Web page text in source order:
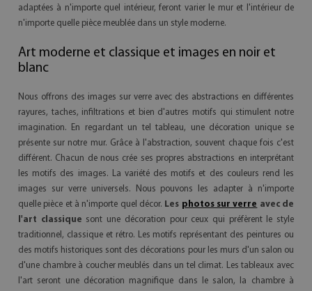
adaptées à n'importe quel intérieur, feront varier le mur et l'intérieur de
n'importe quelle pièce meublée dans un style moderne.
Art moderne et classique et images en noir et
blanc
Nous offrons des images sur verre avec des abstractions en différentes
rayures, taches, infiltrations et bien d'autres motifs qui stimulent notre
imagination. En regardant un tel tableau, une décoration unique se
présente sur notre mur. Grâce à l'abstraction, souvent chaque fois c'est
différent. Chacun de nous crée ses propres abstractions en interprétant
les motifs des images. La variété des motifs et des couleurs rend les
images sur verre universels. Nous pouvons les adapter à n'importe
quelle pièce et à n'importe quel décor. Les photos sur verre avec de
l'art classique sont une décoration pour ceux qui préfèrent le style
traditionnel, classique et rétro. Les motifs représentant des peintures ou
des motifs historiques sont des décorations pour les murs d'un salon ou
d'une chambre à coucher meublés dans un tel climat. Les tableaux avec
l'art seront une décoration magnifique dans le salon, la chambre à